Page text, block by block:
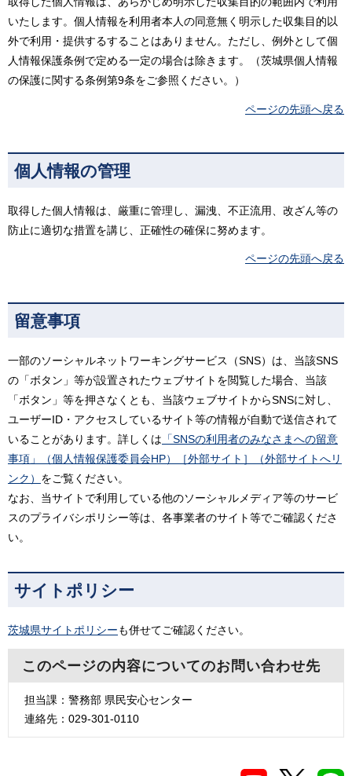
いたします。個人情報を利用者本人の同意無く明示した収集目的以
外で利用・提供するすることはありません。ただし、例外として個
人情報保護条例で定める一定の場合は除きます。（茨城県個人情報
の保護に関する条例第9条をご参照ください。）
ページの先頭へ戻る
個人情報の管理
取得した個人情報は、厳重に管理し、漏洩、不正流用、改ざん等の
防止に適切な措置を講じ、正確性の確保に努めます。
ページの先頭へ戻る
留意事項
一部のソーシャルネットワーキングサービス（SNS）は、当該SNS
の「ボタン」等が設置されたウェブサイトを閲覧した場合、当該
「ボタン」等を押さなくとも、当該ウェブサイトからSNSに対し、
ユーザーID・アクセスしているサイト等の情報が自動で送信されて
いることがあります。詳しくは 「SNSの利用者のみなさまへの留意
事項」（個人情報保護委員会HP）［外部サイト］（外部サイトへリ
ンク） をご覧ください。
なお、当サイトで利用している他のソーシャルメディア等のサービ
スのプライバシポリシー等は、各事業者のサイト等でご確認くださ
い。
サイトポリシー
茨城県サイトポリシーも併せてご確認ください。
このページの内容についてのお問い合わせ先
担当課：警務部 県民安心センター
連絡先：029-301-0110